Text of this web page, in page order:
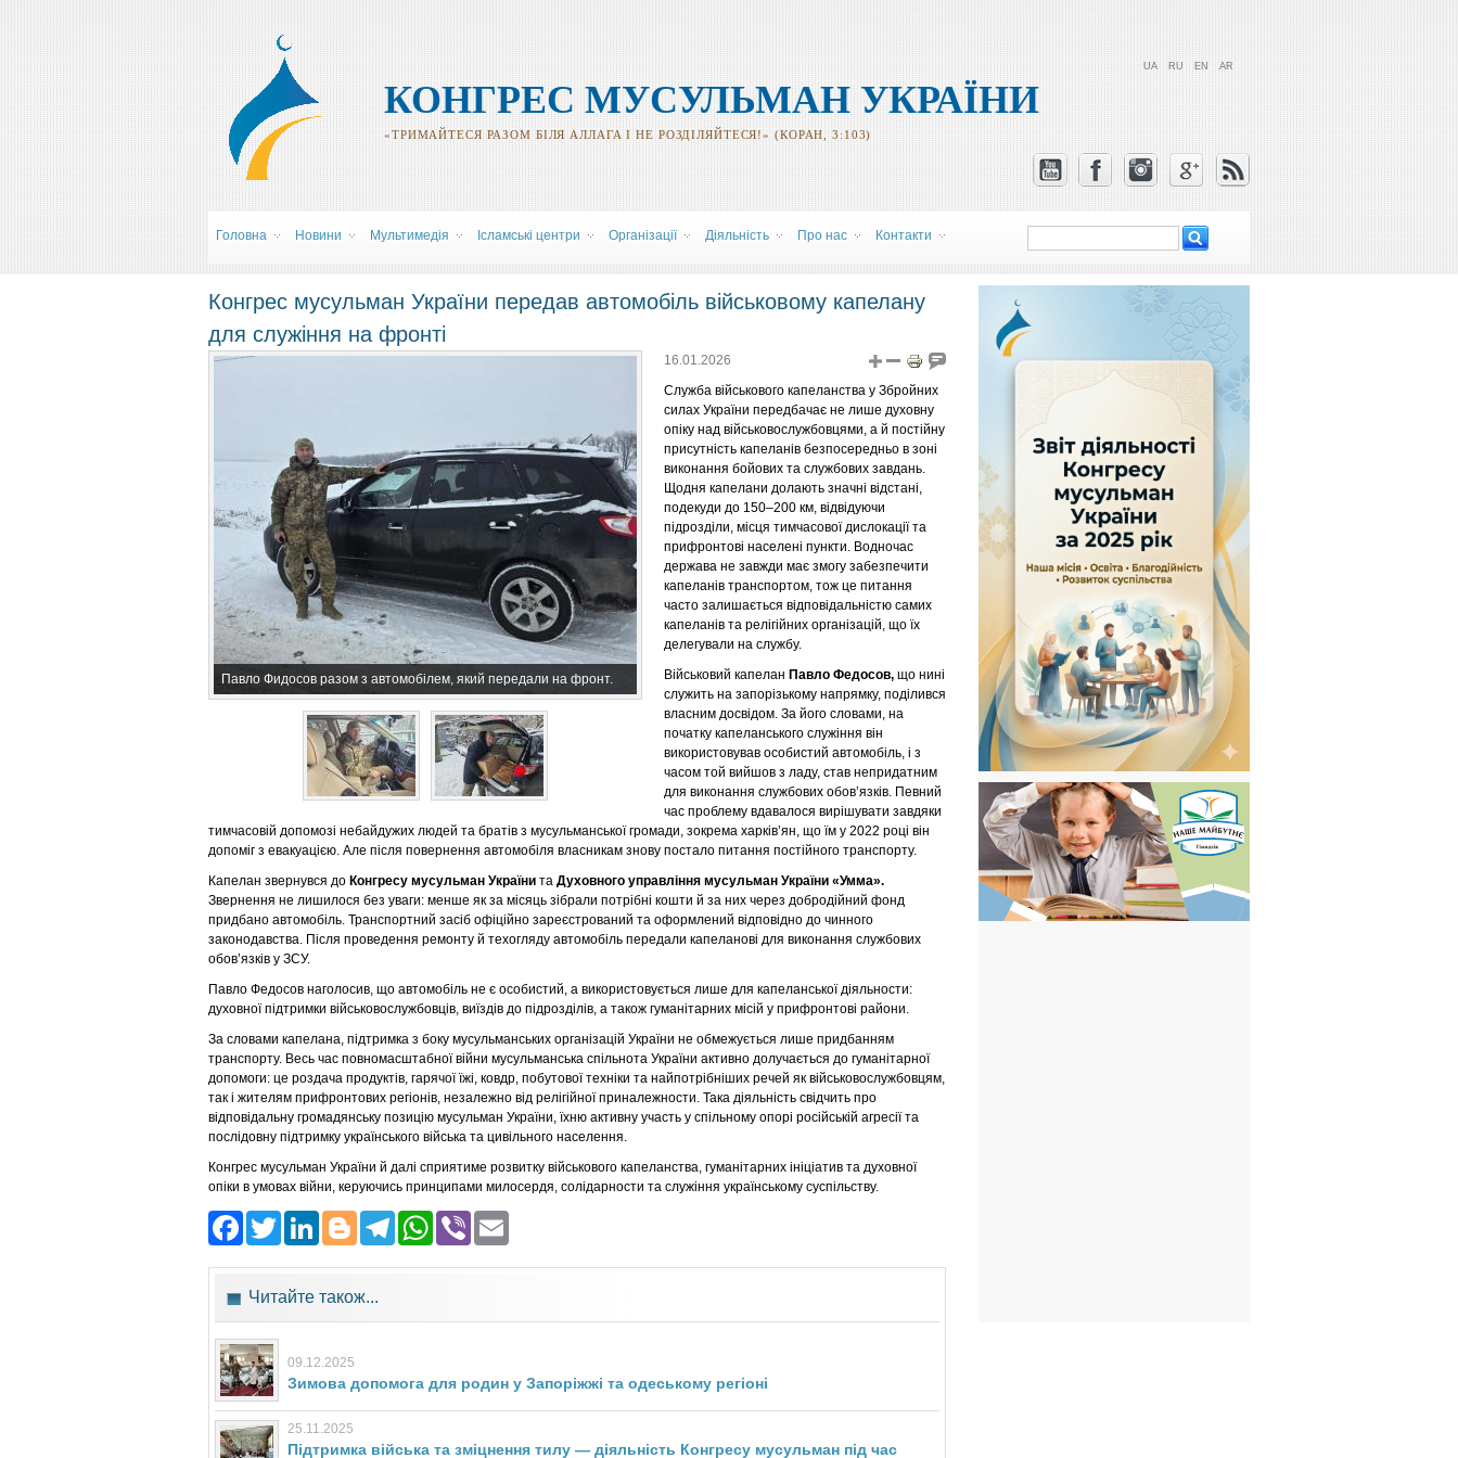
КОНГРЕС МУСУЛЬМАН УКРАЇНИ
«ТРИМАЙТЕСЯ РАЗОМ БІЛЯ АЛЛАГА І НЕ РОЗДІЛЯЙТЕСЯ!» (КОРАН, 3:103)
UA RU EN AR
Головна Новини Мультимедія Ісламські центри Організації Діяльність Про нас Контакти
Пошукова
форма
Конгрес мусульман України передав автомобіль військовому капелану
для служіння на фронті
Павло Фидосов разом з автомобілем, який передали на фронт.
16.01.2026
Служба військового капеланства у Збройних
силах України передбачає не лише духовну
опіку над військовослужбовцями, а й постійну
присутність капеланів безпосередньо в зоні
виконання бойових та службових завдань.
Щодня капелани долають значні відстані,
подекуди до 150–200 км, відвідуючи
підрозділи, місця тимчасової дислокації та
прифронтові населені пункти. Водночас
держава не завжди має змогу забезпечити
капеланів транспортом, тож це питання
часто залишається відповідальністю самих
капеланів та релігійних організацій, що їх
делегували на службу.
Військовий капелан Павло Федосов, що нині
служить на запорізькому напрямку, поділився
власним досвідом. За його словами, на
початку капеланського служіння він
використовував особистий автомобіль, і з
часом той вийшов з ладу, став непридатним
для виконання службових обов’язків. Певний
час проблему вдавалося вирішувати завдяки
тимчасовій допомозі небайдужих людей та братів з мусульманської громади, зокрема харків’ян, що їм у 2022 році він
допоміг з евакуацією. Але після повернення автомобіля власникам знову постало питання постійного транспорту.
Капелан звернувся до Конгресу мусульман України та Духовного управління мусульман України «Умма».
Звернення не лишилося без уваги: менше як за місяць зібрали потрібні кошти й за них через добродійний фонд
придбано автомобіль. Транспортний засіб офіційно зареєстрований та оформлений відповідно до чинного
законодавства. Після проведення ремонту й техогляду автомобіль передали капеланові для виконання службових
обов’язків у ЗСУ.
Павло Федосов наголосив, що автомобіль не є особистий, а використовується лише для капеланської діяльности:
духовної підтримки військовослужбовців, виїздів до підрозділів, а також гуманітарних місій у прифронтові райони.
За словами капелана, підтримка з боку мусульманських організацій України не обмежується лише придбанням
транспорту. Весь час повномасштабної війни мусульманська спільнота України активно долучається до гуманітарної
допомоги: це роздача продуктів, гарячої їжі, ковдр, побутової техніки та найпотрібніших речей як військовослужбовцям,
так і жителям прифронтових регіонів, незалежно від релігійної приналежности. Така діяльність свідчить про
відповідальну громадянську позицію мусульман України, їхню активну участь у спільному опорі російській агресії та
послідовну підтримку українського війська та цивільного населення.
Конгрес мусульман України й далі сприятиме розвитку військового капеланства, гуманітарних ініціатив та духовної
опіки в умовах війни, керуючись принципами милосердя, солідарности та служіння українському суспільству.
Facebook
Twitter
LinkedIn
Blogger
Telegram
WhatsApp
Viber
Читайте також...
09.12.2025
Зимова допомога для родин у Запоріжжі та одеському регіоні
25.11.2025
Підтримка війська та зміцнення тилу — діяльність Конгресу мусульман під час